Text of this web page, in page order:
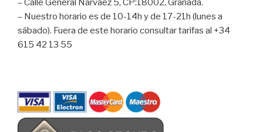
– Calle General Narváez 5, CP:18002, Granada.
– Nuestro horario es de 10-14h y de 17-21h (lunes a
sábado). Fuera de este horario consultar tarifas al +34
615 42 13 55